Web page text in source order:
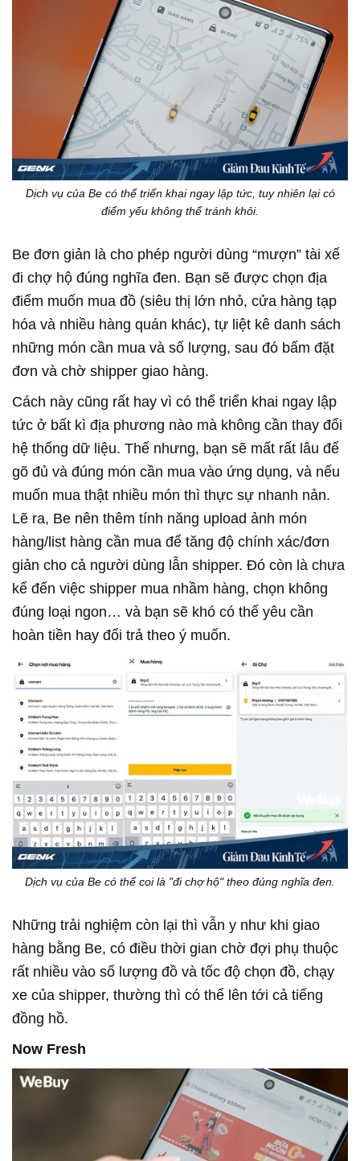
Dịch vụ của Be có thể triển khai ngay lập tức, tuy nhiên lại có
điểm yếu không thể tránh khỏi.
Be đơn giản là cho phép người dùng “mượn” tài xế
đi chợ hộ đúng nghĩa đen. Bạn sẽ được chọn địa
điểm muốn mua đồ (siêu thị lớn nhỏ, cửa hàng tạp
hóa và nhiều hàng quán khác), tự liệt kê danh sách
những món cần mua và số lượng, sau đó bấm đặt
đơn và chờ shipper giao hàng.
Cách này cũng rất hay vì có thể triển khai ngay lập
tức ở bất kì địa phương nào mà không cần thay đổi
hệ thống dữ liệu. Thế nhưng, bạn sẽ mất rất lâu để
gõ đủ và đúng món cần mua vào ứng dụng, và nếu
muốn mua thật nhiều món thì thực sự nhanh nản.
Lẽ ra, Be nên thêm tính năng upload ảnh món
hàng/list hàng cần mua để tăng độ chính xác/đơn
giản cho cả người dùng lẫn shipper. Đó còn là chưa
kể đến việc shipper mua nhầm hàng, chọn không
đúng loại ngon… và bạn sẽ khó có thể yêu cần
hoàn tiền hay đổi trả theo ý muốn.
Dịch vụ của Be có thể coi là "đi chợ hộ" theo đúng nghĩa đen.
Những trải nghiệm còn lại thì vẫn y như khi giao
hàng bằng Be, có điều thời gian chờ đợi phụ thuộc
rất nhiều vào số lượng đồ và tốc độ chọn đồ, chạy
xe của shipper, thường thì có thể lên tới cả tiếng
đồng hồ.
Now Fresh